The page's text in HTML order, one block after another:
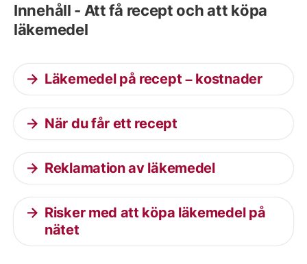
Innehåll - Att få recept och att köpa
läkemedel
Läkemedel på recept – kostnader
När du får ett recept
Reklamation av läkemedel
Risker med att köpa läkemedel på
nätet